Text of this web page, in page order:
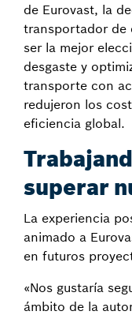
de Eurovast, la
transportador de
ser la mejor
desgaste y
transporte con
redujeron los
eficiencia global.
superar
La experiencia
animado a
en futuros
«Nos gustaría
ámbito de la